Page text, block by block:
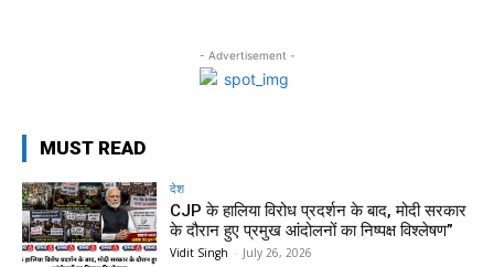
- Advertisement -
MUST READ
देश
CJP के हालिया विरोध प्रदर्शन के बाद, मोदी सरकार
के दौरान हुए प्रमुख आंदोलनों का निष्पक्ष विश्लेषण”
Vidit Singh - July 26, 2026